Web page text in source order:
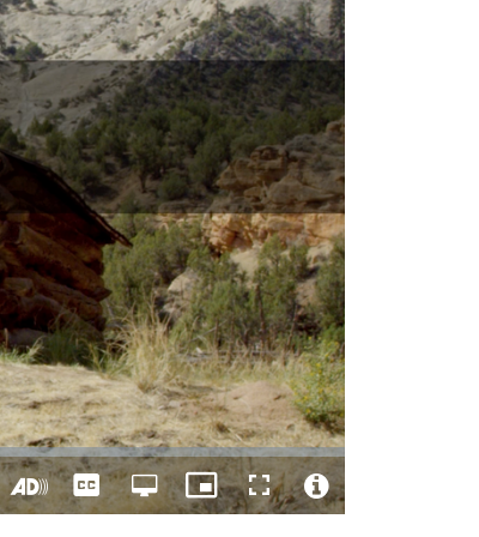
CaptionsOpen
quality
Picture-
in-
Fullscreen